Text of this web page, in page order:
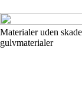
Materialer uden
gulvmaterialer